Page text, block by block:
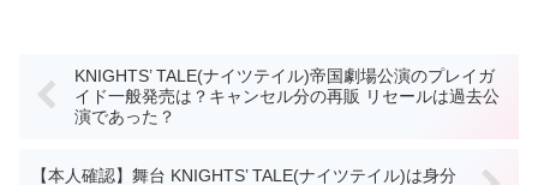
KNIGHTS’ TALE(ナイツテイル)帝国劇場公演のプレイガ
イド一般発売は？キャンセル分の再販 リセールは過去公
演であった？
【本人確認】舞台 KNIGHTS’ TALE(ナイツテイル)は身分